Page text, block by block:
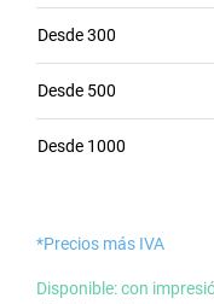
Desde300
Desde 500
Desde 1000
*Precios más IVA
Disponible: con